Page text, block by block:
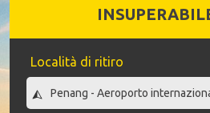
Località di ritiro